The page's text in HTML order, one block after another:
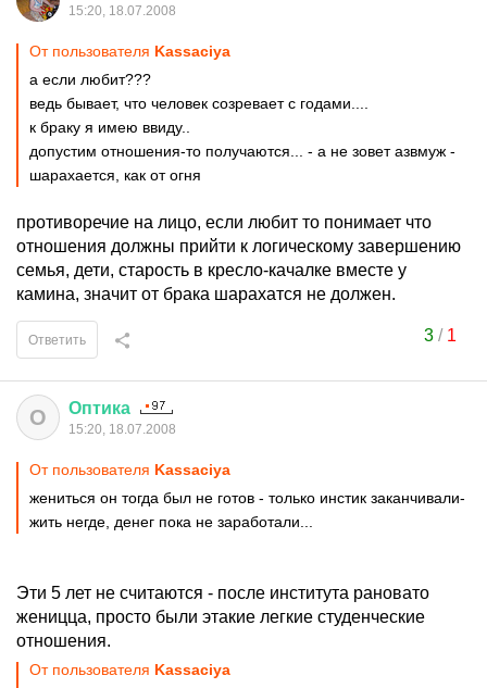
15:20, 18.07.2008
От пользователя Kassaciya
а если любит???
ведь бывает, что человек созревает с годами....
к браку я имею ввиду..
допустим отношения-то получаются... - а не зовет азвмуж -
шарахается, как от огня
противоречие на лицо, если любит то понимает что
отношения должны прийти к логическому завершению
семья, дети, старость в кресло-качалке вместе у
камина, значит от брака шарахатся не должен.
3/ 1
Ответить
О Оптика
15:20, 18.07.2008
От пользователя Kassaciya
жениться он тогда был не готов - только инстик заканчивали-
жить негде, денег пока не заработали...
Эти 5 лет не считаются - после института рановато
женицца, просто были этакие легкие студенческие
отношения.
От пользователя Kassaciya